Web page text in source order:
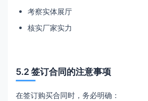
考察实体展厅
核实厂家实力
5.2 签订合同的注意事项
在签订购买合同时，务必明确：